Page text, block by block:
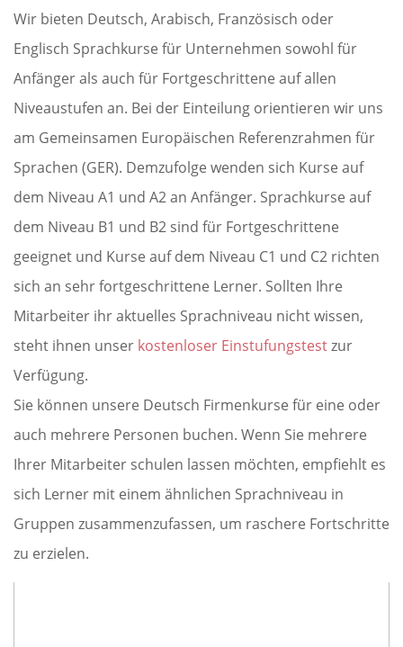
Wir bieten Deutsch, Arabisch, Französisch oder
Englisch Sprachkurse für Unternehmen sowohl für
Anfänger als auch für Fortgeschrittene auf allen
Niveaustufen an. Bei der Einteilung orientieren wir uns
am Gemeinsamen Europäischen Referenzrahmen für
Sprachen (GER). Demzufolge wenden sich Kurse auf
dem Niveau A1 und A2 an Anfänger. Sprachkurse auf
dem Niveau B1 und B2 sind für Fortgeschrittene
geeignet und Kurse auf dem Niveau C1 und C2 richten
sich an sehr fortgeschrittene Lerner. Sollten Ihre
Mitarbeiter ihr aktuelles Sprachniveau nicht wissen,
steht ihnen unser kostenloser Einstufungstestzur
Verfügung.
Sie können unsere Deutsch Firmenkurse für eine oder
auch mehrere Personen buchen. Wenn Sie mehrere
Ihrer Mitarbeiter schulen lassen möchten, empfiehlt es
sich Lerner mit einem ähnlichen Sprachniveau in
Gruppen zusammenzufassen, um raschere Fortschritte
zu erzielen.